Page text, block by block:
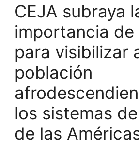
CEJA subraya
importancia de
para visibilizar
población
los sistemas
de las